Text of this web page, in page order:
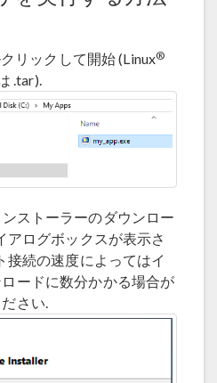
リックして開始 (Linux®
.tar).
ストーラーのダウンロー
アログボックスが表示さ
接続の速度によってはイ
ードに数分かかる場合が
さい.